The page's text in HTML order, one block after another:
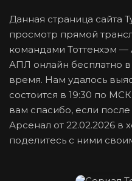
Данная страница сайта
просмотр прямой
командами Тоттенхэм —
АПЛ онлайн бесплатно
время. Нам удалось
состоится в 19:30 по
вам спасибо, если
Арсенал от 22.02.2026 в
поделитесь с ними